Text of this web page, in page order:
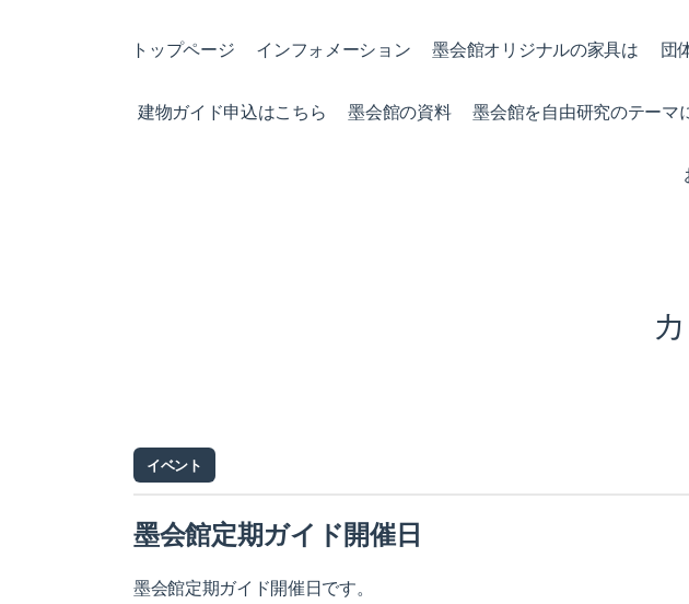
トップページ インフォメーション 墨会館オリジナルの家具は 団
建物ガイド申込はこちら 墨会館の資料 墨会館を自由研究のテーマ
イベント
墨会館定期ガイド開催日
墨会館定期ガイド開催日です。